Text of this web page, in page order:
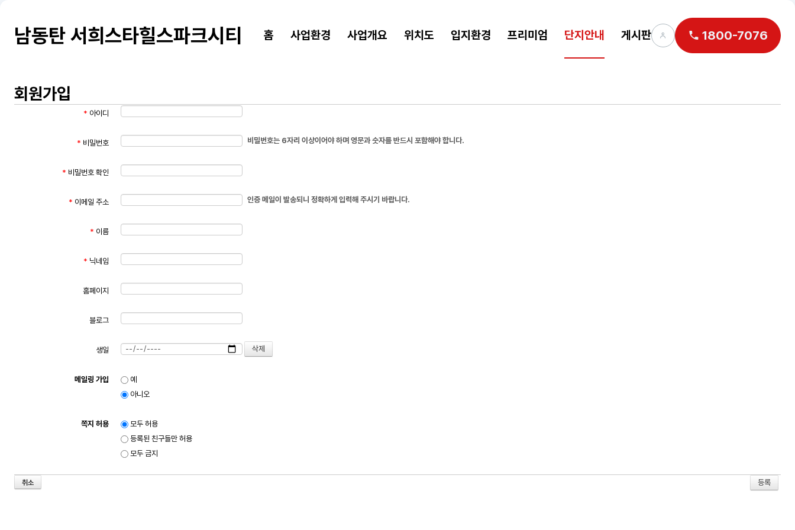
남동탄 서희스타힐스파크시티 홈 사업환경 사업개요 위치도 입지환경 프리미엄 단지안내 게시판 1800-7076
회원가입
* 아이디
* 비밀번호 비밀번호는 6자리 이상이어야 하며 영문과 숫자를 반드시 포함해야 합니다.
* 비밀번호 확인
* 이메일 주소 인증 메일이 발송되니 정확하게 입력해 주시기 바랍니다.
* 이름
* 닉네임
홈페이지
블로그
생일
메일링 가입
예
아니오
쪽지 허용
모두 허용
등록된 친구들만 허용
모두 금지
취소